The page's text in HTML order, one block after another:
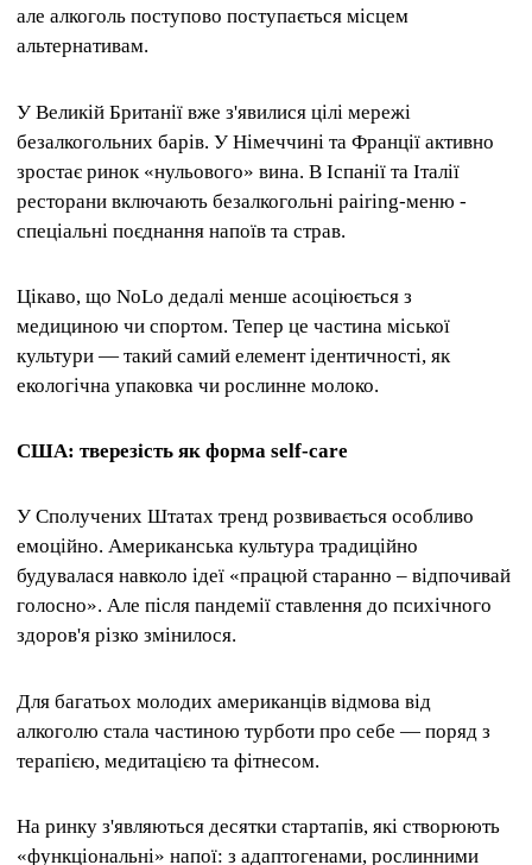
але алкоголь поступово поступається місцем
альтернативам.
У Великій Британії вже з'явилися цілі мережі
безалкогольних барів. У Німеччині та Франції активно
зростає ринок «нульового» вина. В Іспанії та Італії
ресторани включають безалкогольні pairing-меню -
спеціальні поєднання напоїв та страв.
Цікаво, що NoLo дедалі менше асоціюється з
медициною чи спортом. Тепер це частина міської
культури — такий самий елемент ідентичності, як
екологічна упаковка чи рослинне молоко.
США: тверезість як форма self-care
У Сполучених Штатах тренд розвивається особливо
емоційно. Американська культура традиційно
будувалася навколо ідеї «працюй старанно – відпочивай
голосно». Але після пандемії ставлення до психічного
здоров'я різко змінилося.
Для багатьох молодих американців відмова від
алкоголю стала частиною турботи про себе — поряд з
терапією, медитацією та фітнесом.
На ринку з'являються десятки стартапів, які створюють
«функціональні» напої: з адаптогенами, рослинними